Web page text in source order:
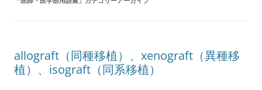
allograft（同種移植）、xenograft（異種移
植）、isograft（同系移植）